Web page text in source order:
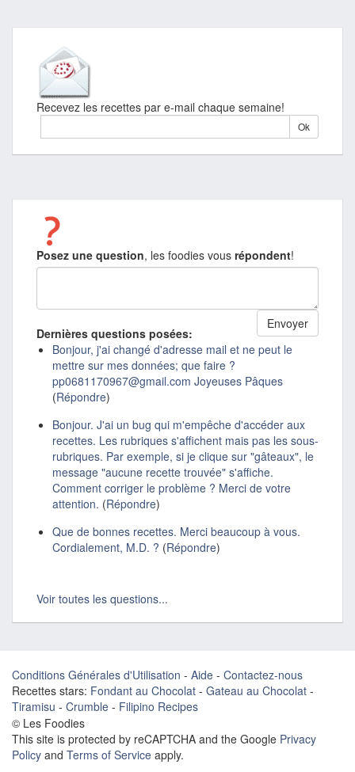
Recevez les recettes par e-mail chaque semaine!
Posez une question, les foodies vous répondent!
Dernières questions posées:
Bonjour, j'ai changé d'adresse mail et ne peut le
mettre sur mes données; que faire ?
pp0681170967@gmail.com Joyeuses Pâques
(Répondre)
Bonjour. J'ai un bug qui m'empêche d'accéder aux
recettes. Les rubriques s'affichent mais pas les sous-
rubriques. Par exemple, si je clique sur "gâteaux", le
message "aucune recette trouvée" s'affiche.
Comment corriger le problème ? Merci de votre
attention. (Répondre)
Que de bonnes recettes. Merci beaucoup à vous.
Cordialement, M.D. ? (Répondre)
Voir toutes les questions...
Conditions Générales d'Utilisation - Aide - Contactez-nous
Recettes stars: Fondant au Chocolat - Gateau au Chocolat -
Tiramisu - Crumble - Filipino Recipes
© Les Foodies
This site is protected by reCAPTCHA and the Google Privacy
Policy and Terms of Service apply.